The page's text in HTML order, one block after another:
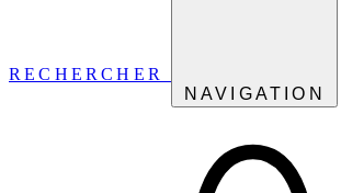
RECHERCHER
NAVIGATION